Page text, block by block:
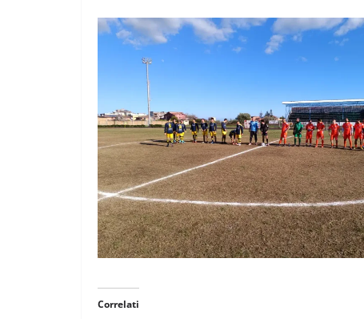
Correlati